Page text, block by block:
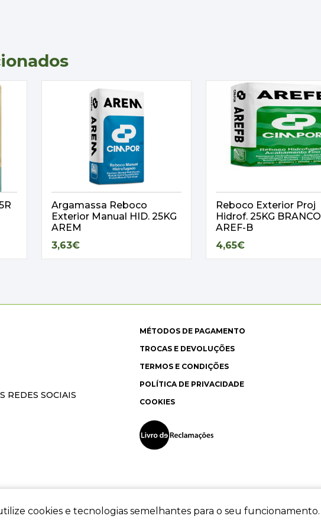
Argamassa Reboco
Exterior Manual HID. 25KG
AREM
3,63€
Reboco Exterior Proj
Hidrof. 25KG BRANCO
AREF-B
4,65€
cookies e tecnologias semelhantes para o seu funcionamento.
REDES SOCIAIS
MÉTODOS DE PAGAMENTO
TROCAS E DEVOLUÇÕES
TERMOS E CONDIÇÕES
POLÍTICA DE PRIVACIDADE
COOKIES